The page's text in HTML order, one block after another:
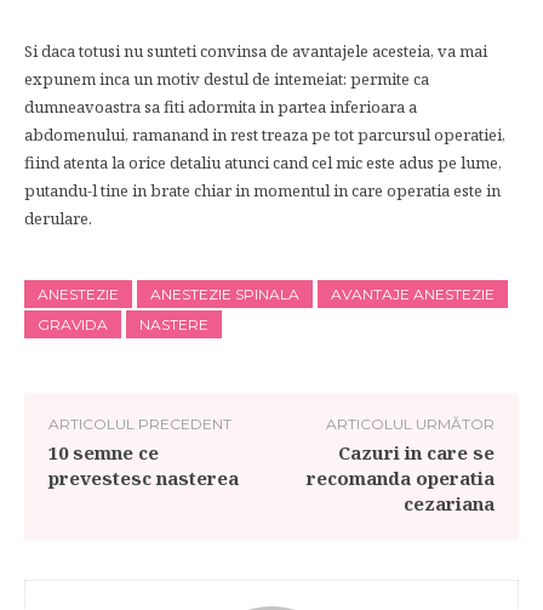
Si daca totusi nu sunteti convinsa de avantajele acesteia, va mai
expunem inca un motiv destul de intemeiat: permite ca
dumneavoastra sa fiti adormita in partea inferioara a
abdomenului, ramanand in rest treaza pe tot parcursul operatiei,
fiind atenta la orice detaliu atunci cand cel mic este adus pe lume,
putandu-l tine in brate chiar in momentul in care operatia este in
derulare.
ANESTEZIE ANESTEZIE SPINALA
AVANTAJE ANESTEZIE
GRAVIDA
NASTERE
ARTICOLUL PRECEDENT
10 semne ce
prevestesc nasterea
ARTICOLUL URMĂTOR
Cazuri in care se
recomanda operatia
cezariana